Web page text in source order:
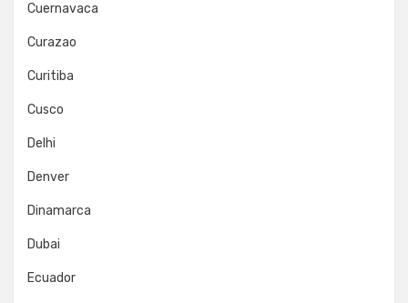
Cuernavaca
Curazao
Curitiba
Cusco
Delhi
Denver
Dinamarca
Dubai
Ecuador